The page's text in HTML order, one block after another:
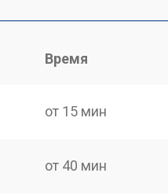
Время
от 15 мин
от 40 мин